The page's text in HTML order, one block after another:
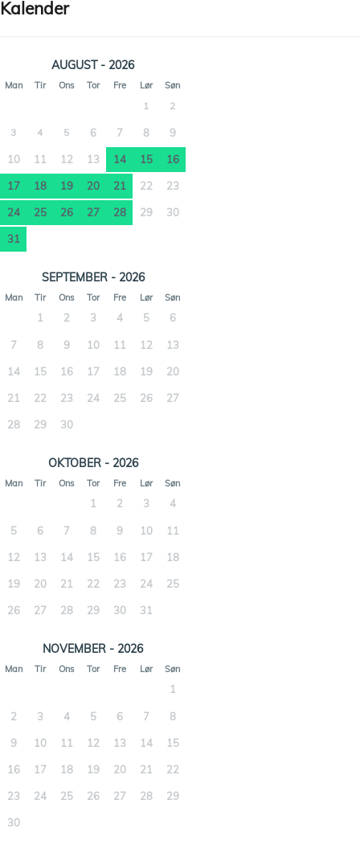
Kalender
AUGUST - 2026
Man Tir Ons Tor Fre Lør Søn
1 2
3 4 5 6 7 8 9
10 11 12 13 14 15 16
17 18 19 20 21 22 23
24 25 26 27 28 29 30
31
SEPTEMBER - 2026
Man Tir Ons Tor Fre Lør Søn
1 2 3 4 5 6
7 8 9 10 11 12 13
14 15 16 17 18 19 20
21 22 23 24 25 26 27
28 29 30
OKTOBER - 2026
Man Tir Ons Tor Fre Lør Søn
1 2 3 4
5 6 7 8 9 10 11
12 13 14 15 16 17 18
19 20 21 22 23 24 25
26 27 28 29 30 31
NOVEMBER - 2026
Man Tir Ons Tor Fre Lør Søn
1
2 3 4 5 6 7 8
9 10 11 12 13 14 15
16 17 18 19 20 21 22
23 24 25 26 27 28 29
30